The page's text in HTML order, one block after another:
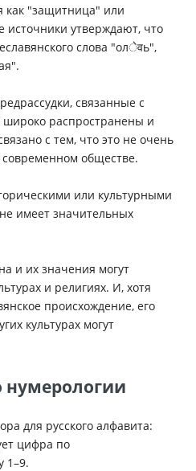
как "защитница" или
источники утверждают, что
слова "олेवь",
связанные с
распространены и
с тем, что это не очень
обществе.
или культурными
имеет значительных
и их значения могут
и религиях. И, хотя
происхождение, его
культурах могут
для русского алфавита:
цифра по
1–9.